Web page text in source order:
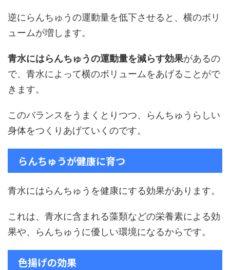
逆にらんちゅうの運動量を低下させると、横のボリ
ュームが増します。
青水にはらんちゅうの運動量を減らす効果があるの
で、青水によって横のボリュームをあげることがで
きます。
このバランスをうまくとりつつ、らんちゅうらしい
身体をつくりあげていくのです。
らんちゅうが健康に育つ
青水にはらんちゅうを健康にする効果があります。
これは、青水に含まれる藻類などの栄養素による効
果や、らんちゅうに優しい環境になるからです。
色揚げの効果